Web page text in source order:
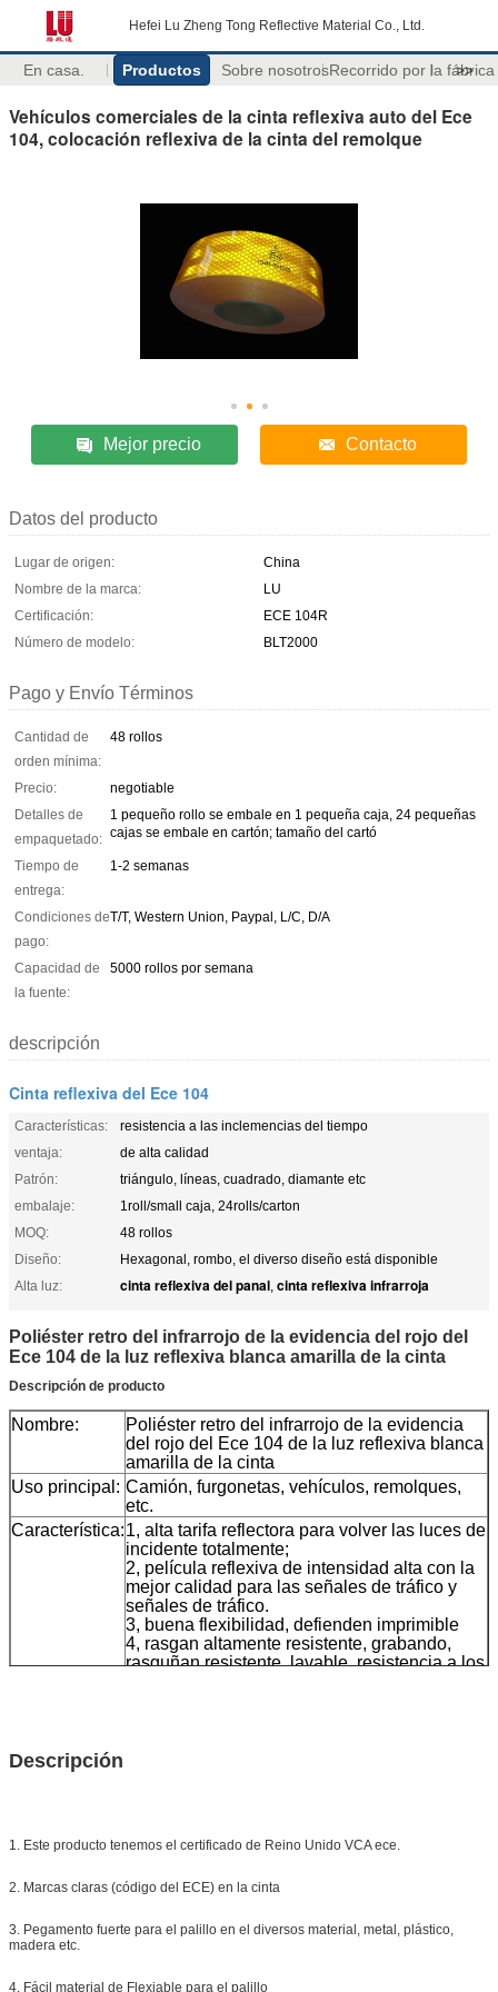
Hefei Lu Zheng Tong Reflective Material Co., Ltd.
En casa. Productos Sobre nosotrosRecorrido por la fábrica
>>
Vehículos comerciales de la cinta reflexiva auto del Ece
104, colocación reflexiva de la cinta del remolque
Mejor precio Contacto
Datos del producto
Lugar de origen:
China
Nombre de la marca:
LU
Certificación:
ECE 104R
Número de modelo:
BLT2000
Pago y Envío Términos
Cantidad de
orden mínima:
48 rollos
Precio:
negotiable
Detalles de
empaquetado:
1 pequeño rollo se embale en 1 pequeña caja, 24 pequeñas
cajas se embale en cartón; tamaño del cartó
Tiempo de
entrega:
1-2 semanas
Condiciones de
pago:
T/T, Western Union, Paypal, L/C, D/A
Capacidad de
la fuente:
5000 rollos por semana
descripción
Cinta reflexiva del Ece 104
Características:
resistencia a las inclemencias del tiempo
ventaja:
de alta calidad
Patrón:
triángulo, líneas, cuadrado, diamante etc
embalaje:
1roll/small caja, 24rolls/carton
MOQ:
48 rollos
Diseño:
Hexagonal, rombo, el diverso diseño está disponible
Alta luz:
cinta reflexiva del panal, cinta reflexiva infrarroja
Poliéster retro del infrarrojo de la evidencia del rojo del
Ece 104 de la luz reflexiva blanca amarilla de la cinta
Descripción de producto
Nombre:
Poliéster retro del infrarrojo de la evidencia
del rojo del Ece 104 de la luz reflexiva blanca
amarilla de la cinta
Uso principal: Camión, furgonetas, vehículos, remolques,
etc.
Característica:1, alta tarifa reflectora para volver las luces de
incidente totalmente;
2, película reflexiva de intensidad alta con la
mejor calidad para las señales de tráfico y
señales de tráfico.
3, buena flexibilidad, defienden imprimible
4, rasgan altamente resistente, grabando,
rasguñan resistente, lavable, resistencia a los
Entrega
7 días, según cantidad de la orden
Descripción
1. Este producto tenemos el certificado de Reino Unido VCA ece.
2. Marcas claras (código del ECE) en la cinta
3. Pegamento fuerte para el palillo en el diversos material, metal, plástico,
madera etc.
4. Fácil material de Flexiable para el palillo